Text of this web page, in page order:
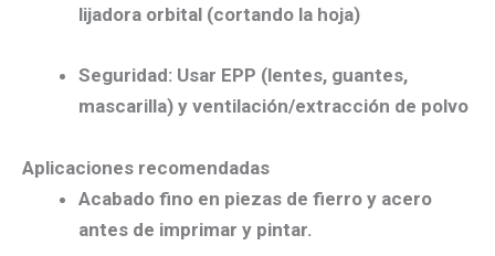
lijadora orbital (cortando la hoja)
Seguridad: Usar EPP (lentes, guantes,
mascarilla) y ventilación/extracción de polvo
Aplicaciones recomendadas
Acabado fino en piezas de fierro y acero
antes de imprimar y pintar.